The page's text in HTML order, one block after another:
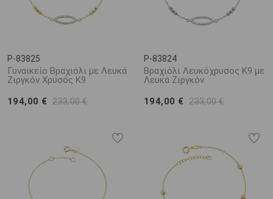
P-83825
Γυναικείο Βραχιόλι με Λευκά
Ζιργκόν Χρυσός K9
194,00 € 233,00 €
P-83824
Βραχιόλι Λευκόχρυσος Κ9 με
Λευκά Ζιργκόν
194,00 € 233,00 €